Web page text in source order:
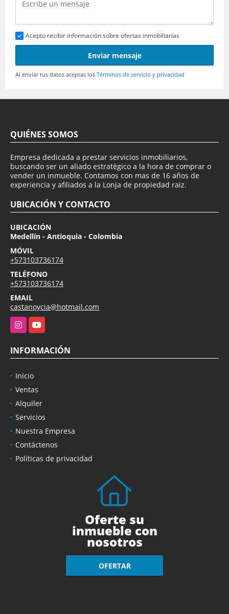
Acepto recibir información sobre ofertas inmobiliarias
Enviar mensaje
Al enviar tus datos aceptas los Términos de servicio y privacidad
QUIÉNES SOMOS
Empresa dedicada a prestar servicios inmobiliarios,
buscando ser un aliado estratégico a la hora de comprar o
vender un inmueble. Contamos con mas de 16 años de
experiencia y afiliados a la Lonja de propiedad raiz.
UBICACIÓN Y CONTACTO
UBICACIÓN
Medellín - Antioquia - Colombia
MÓVIL
+573103736174
TELÉFONO
+573103736174
EMAIL
castanoycia@hotmail.com
InstagramYouTube
INFORMACIÓN
Inicio
Ventas
Alquiler
Servicios
Nuestra Empresa
Contáctenos
Políticas de privacidad
Oferte su
inmueble con
nosotros
OFERTAR